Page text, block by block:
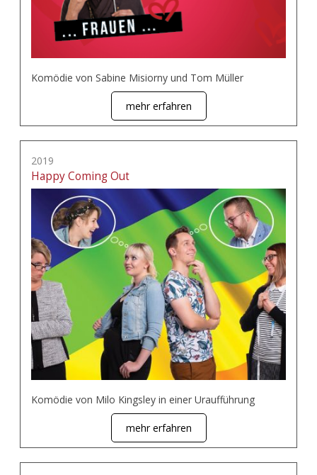
Komödie von Sabine Misiorny und Tom Müller
mehr erfahren
2019
Happy Coming Out
Komödie von Milo Kingsley in einer Uraufführung
mehr erfahren